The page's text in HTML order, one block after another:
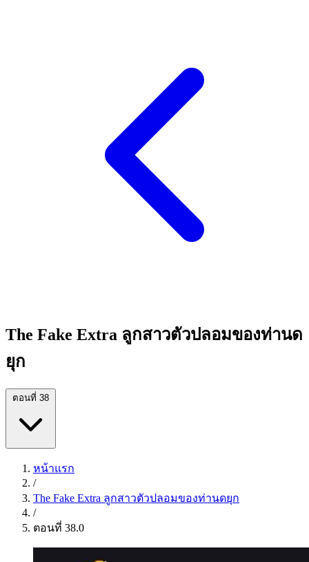
The Fake Extra ลูกสาวตัวปลอมของท่านด
ยุก
ตอนที่ 38
หน้าแรก
/
The Fake Extra ลูกสาวตัวปลอมของท่านดยุก
/
ตอนที่ 38.0